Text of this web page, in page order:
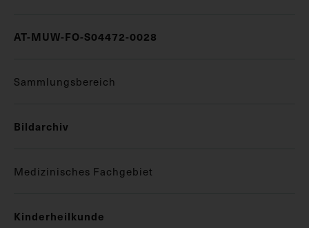
AT-MUW-FO-S04472-0028
Sammlungsbereich
Bildarchiv
Medizinisches Fachgebiet
Kinderheilkunde